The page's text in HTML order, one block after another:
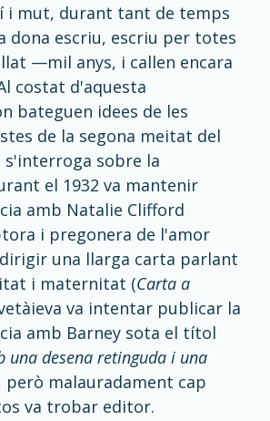
i mut, durant tant de temps
dona escriu, escriu per totes
—mil anys, i callen encara
costat d'aquesta
bateguen idees de les
de la segona meitat del
s'interroga sobre la
el 1932 va mantenir
amb Natalie Clifford
i pregonera de l'amor
una llarga carta parlant
i maternitat (Carta a
va intentar publicar la
amb Barney sota el títol
una desena retinguda i una
però malauradament cap
va trobar editor.